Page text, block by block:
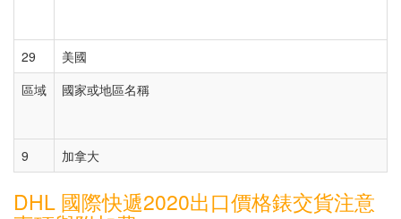
29
美國
區域
國家或地區名稱
9 加拿大
DHL 國際快遞2020出口價格錶交貨注意